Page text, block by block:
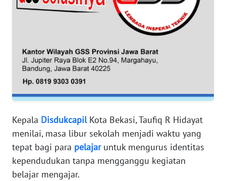
Kepala DisdukcapilKota Bekasi, Taufiq R Hidayat
menilai, masa libur sekolah menjadi waktu yang
tepat bagi para pelajaruntuk mengurus identitas
kependudukan tanpa mengganggu kegiatan
belajar mengajar.
PAPUA
BARAT
WN
WN
SERAMBI
JAMBI